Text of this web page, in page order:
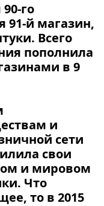
го
91-й магазин,
Всего
пополнила
в 9
и
сети
свои
и мировом
Что
то в 2015